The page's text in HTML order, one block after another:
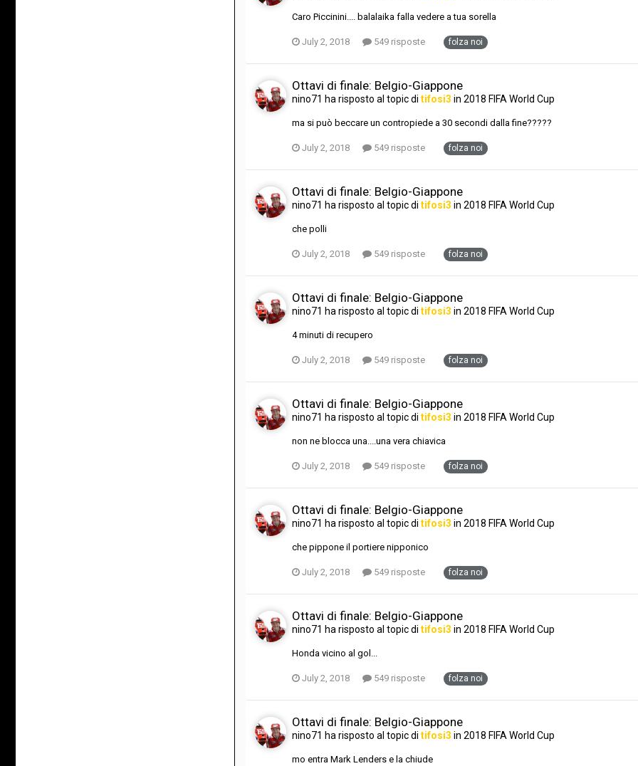
Caro Piccinini.... balalaika falla vedere a tua sorella
July 2, 2018 549 risposte folza noi
Ottavi di finale: Belgio-Giappone
nino71 ha risposto al topic di tifosi3 in 2018 FIFA World Cup
ma si può beccare un contropiede a 30 secondi dalla fine?????
July 2, 2018 549 risposte folza noi
Ottavi di finale: Belgio-Giappone
nino71 ha risposto al topic di tifosi3 in 2018 FIFA World Cup
che polli
July 2, 2018 549 risposte folza noi
Ottavi di finale: Belgio-Giappone
nino71 ha risposto al topic di tifosi3 in 2018 FIFA World Cup
4 minuti di recupero
July 2, 2018 549 risposte folza noi
Ottavi di finale: Belgio-Giappone
nino71 ha risposto al topic di tifosi3 in 2018 FIFA World Cup
non ne blocca una....una vera chiavica
July 2, 2018 549 risposte folza noi
Ottavi di finale: Belgio-Giappone
nino71 ha risposto al topic di tifosi3 in 2018 FIFA World Cup
che pippone il portiere nipponico
July 2, 2018 549 risposte folza noi
Ottavi di finale: Belgio-Giappone
nino71 ha risposto al topic di tifosi3 in 2018 FIFA World Cup
Honda vicino al gol...
July 2, 2018 549 risposte folza noi
Ottavi di finale: Belgio-Giappone
nino71 ha risposto al topic di tifosi3 in 2018 FIFA World Cup
mo entra Mark Lenders e la chiude